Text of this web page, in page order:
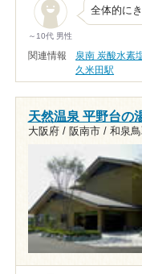
～10代 男性
全体的に
関連情報 泉南 炭酸水素
久米田駅
天然温泉 平野台の
大阪府 / 阪南市 / 和泉